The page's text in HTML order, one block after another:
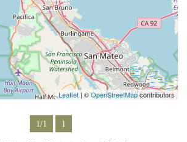
Leaflet| ©OpenStreetMapcontributors
1/1 1